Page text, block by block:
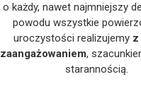
o każdy, nawet najmniejszy
powodu wszystkie
uroczystości realizujemy z
zaangażowaniem,
starannością.